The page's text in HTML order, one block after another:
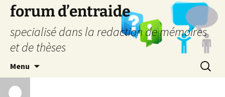
forum d’entraide
specialisé dans la redaction de mémoires
et de thèses
Menu